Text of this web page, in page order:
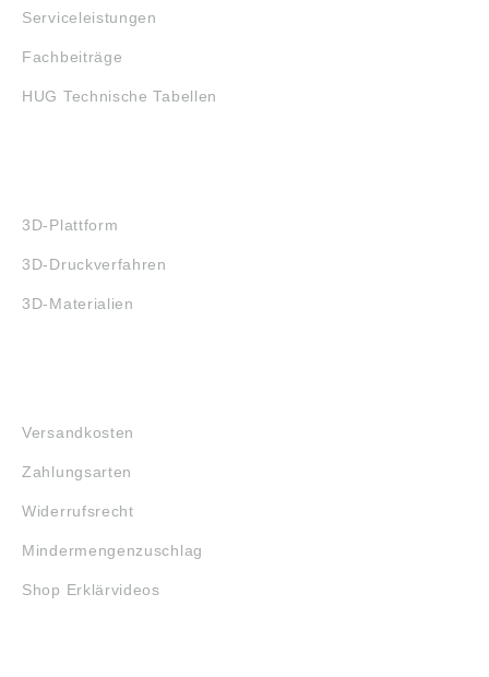
Serviceleistungen
Fachbeiträge
HUG Technische Tabellen
3D-Plattform
3D-Druckverfahren
3D-Materialien
Versandkosten
Zahlungsarten
Widerrufsrecht
Mindermengenzuschlag
Shop Erklärvideos